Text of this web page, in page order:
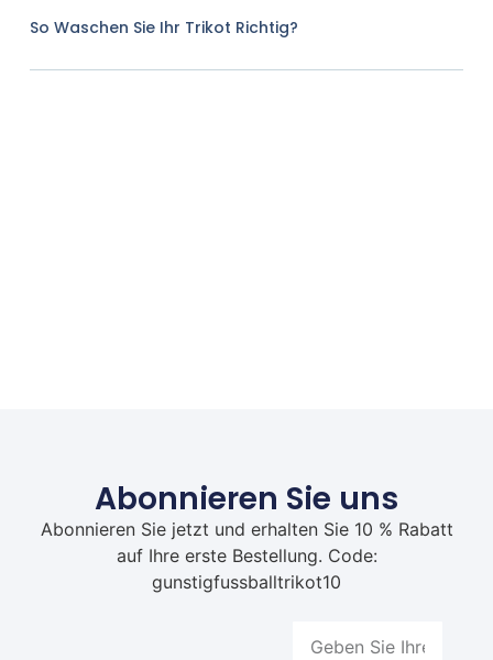
So Waschen Sie Ihr Trikot Richtig?
Abonnieren Sie uns
Abonnieren Sie jetzt und erhalten Sie 10 % Rabatt
auf Ihre erste Bestellung. Code:
gunstigfussballtrikot10